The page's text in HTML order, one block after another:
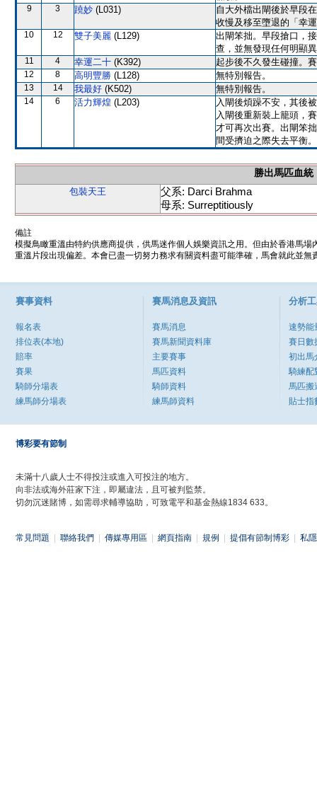
9 3 蹺妙 (L031)
自大外檔出閘後於早段
收慢及移至墮退的「幸
10 12 雙子美麗 (L129)
出閘笨拙。早段搶口，
查，並無發現任何明顯
11 4 幸運二十 (K392) 起步後不久發生碰撞。
12 8 高明豐勝 (L128) 無特別報告。
13 14 我最好 (K502) 無特別報告。
14 6 活力輝煌 (L203)
入閘後煩躁不安，其後
入閘後重新裝上籠頭，
才可再次出賽。出閘笨
間受擠迫之際失去平衡
勝出馬匹血統
包裝天王
父系: Darci Brahma
母系: Surreptitiously
備註
模擬鳥瞰重溫由特約供應商提供，供馬迷作個人娛樂資訊之用。但由於香港馬
重溫片段出現偏差。本會已盡一切努力務求有關資料盡可能準確，馬會就此並
賽事資料
報名表
排位表(本地)
賠率
賽果
騎師分場表
練馬師分場表
賽馬消息及資訊
賽馬消息
賽馬新聞資料庫
主要賽事
馬匹資料
騎師資料
練馬師資料
分析
速勢能
賽日數
初出馬
騎練配
馬匹搬
貼士指
博彩要有節制
未滿十八歲人士不得投注或進入可投注的地方。
向非法或海外莊家下注，即屬違法，且可被判監禁。
切勿沉迷賭博，如需尋求輔導協助，可致電平和基金熱線1834 633。
常見問題 聯絡我們 傳媒專用區 網頁指南 規例 提倡有節制博彩 私